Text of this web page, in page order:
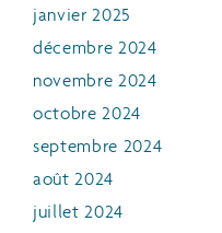
janvier 2025
décembre 2024
novembre 2024
octobre 2024
septembre 2024
août 2024
juillet 2024